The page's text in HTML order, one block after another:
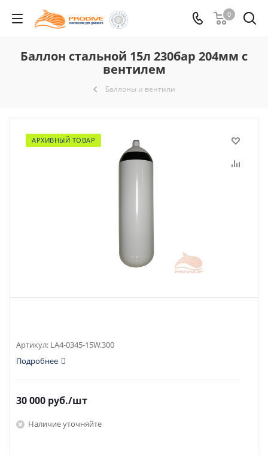
0
Баллон стальной 15л 230бар 204мм с
вентилем
Баллоны и вентили
АРХИВНЫЙ ТОВАР
Артикул: LA4-0345-15W.300
Подробнее
30 000 руб./шт
Наличие уточняйте